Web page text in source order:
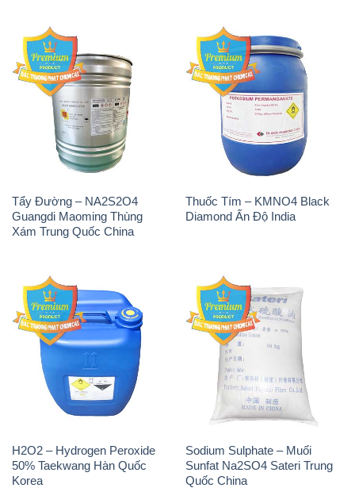
Tẩy Đường – NA2S2O4
Guangdi Maoming Thùng
Xám Trung Quốc China
Thuốc Tím – KMNO4 Black
Diamond Ấn Độ India
H2O2 – Hydrogen Peroxide
50% Taekwang Hàn Quốc
Korea
Sodium Sulphate – Muối
Sunfat Na2SO4 Sateri Trung
Quốc China